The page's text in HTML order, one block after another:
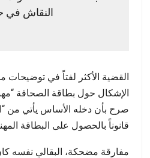
النقاش في
القضية الأكثر لفتاً في توضيحات
الإشكال حول بطاقة الصحافة
صرح بأن دخله الأساس يأتي من
قانوناً بالحصول على البطاقة
مفارقة مضحكة، البقالي نفسه